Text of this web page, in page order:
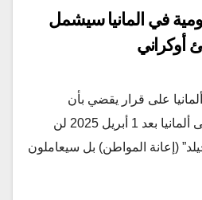
في المانيا سيشمل
على قرار يقضي بأن
الأوكرانيين الذين وصلوا إلى ألمانيا بعد 1 أبريل 2025 لن
(إعانة المواطن) بل سيعاملون